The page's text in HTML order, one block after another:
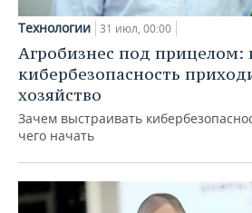
Технологии 31 июл, 00:00
Агробизнес под прицелом:
кибербезопасность
хозяйство
Зачем выстраивать
чего начать